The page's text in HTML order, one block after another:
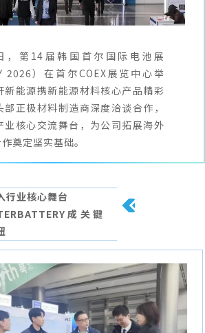
，第14届韩国首尔国际电池展
2026）在首尔COEX展览中心举
新能源携新能源材料核心产品精彩
正极材料制造商深度洽谈合作，
业核心交流舞台，为公司拓展海外
奠定坚实基础。
行业核心舞台
成关键